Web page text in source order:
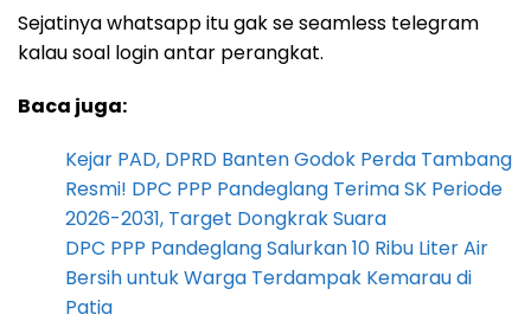
Sejatinya whatsapp itu gak se seamless telegram
kalau soal login antar perangkat.
Baca juga:
Kejar PAD, DPRD Banten Godok Perda Tambang
Resmi! DPC PPP Pandeglang Terima SK Periode
2026-2031, Target Dongkrak Suara
DPC PPP Pandeglang Salurkan 10 Ribu Liter Air
Bersih untuk Warga Terdampak Kemarau di
Patia